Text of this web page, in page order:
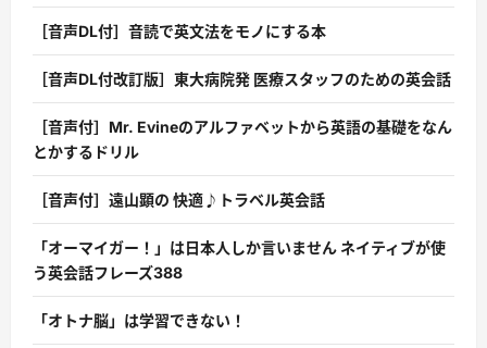
［音声DL付］音読で英文法をモノにする本
［音声DL付改訂版］東大病院発 医療スタッフのための英会話
［音声付］Mr. Evineのアルファベットから英語の基礎をなん
とかするドリル
［音声付］遠山顕の 快適♪トラベル英会話
「オーマイガー！」は日本人しか言いません ネイティブが使
う英会話フレーズ388
「オトナ脳」は学習できない！